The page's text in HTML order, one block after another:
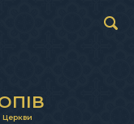
Церкви